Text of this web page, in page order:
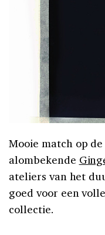
Mooie match op
alombekende
ateliers van het
goed voor een
collectie.